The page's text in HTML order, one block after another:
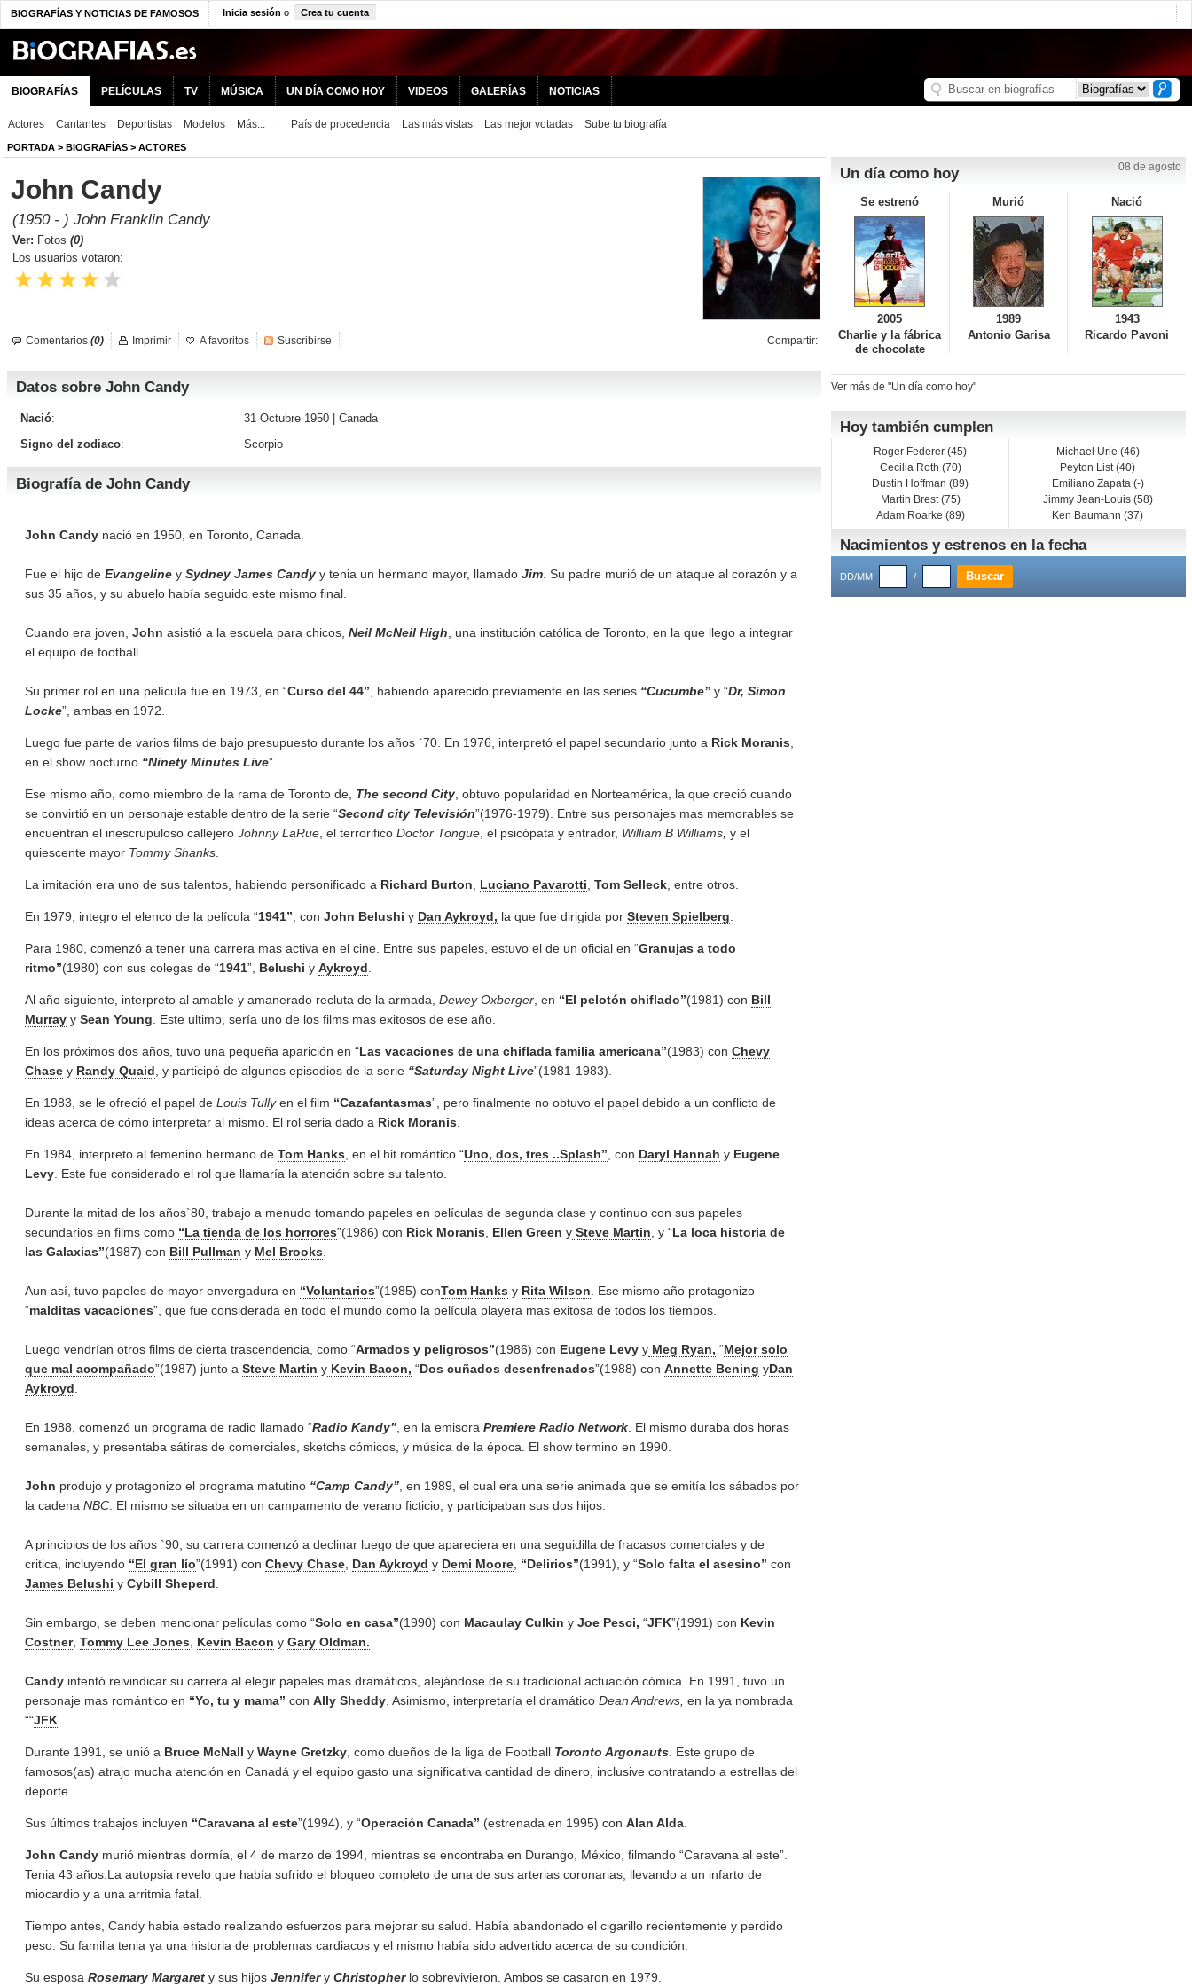
BIOGRAFÍAS Y NOTICIAS DE FAMOSOS Inicia sesión o Crea tu cuenta
BIOGRAFÍAS PELÍCULAS TV MÚSICA UN DÍA COMO HOY VIDEOS GALERÍAS NOTICIAS
Actores Cantantes Deportistas Modelos Más... País de procedencia Las más vistas Las mejor votadas Sube tu biografía
PORTADA > BIOGRAFÍAS > ACTORES
John Candy
(1950 - ) John Franklin Candy
Ver: Fotos (0)
Los usuarios votaron:
Comentarios (0) Compartir:
Imprimir A favoritos Suscribirse
Datos sobre John Candy
Nació: 31 Octubre 1950 | Canada
Signo del zodiaco: Scorpio
Biografía de John Candy
John Candy nació en 1950, en Toronto, Canada.
Fue el hijo de Evangeline y Sydney James Candy y tenia un hermano mayor, llamado Jim . Su padre murió de un ataque al corazón y a
sus 35 años, y su abuelo había seguido este mismo final.
Cuando era joven, John asistió a la escuela para chicos, Neil McNeil High , una institución católica de Toronto, en la que llego a integrar
el equipo de football.
Su primer rol en una película fue en 1973, en “Curso del 44” , habiendo aparecido previamente en las series “Cucumbe” y “Dr, Simon
Locke”, ambas en 1972.
Luego fue parte de varios films de bajo presupuesto durante los años `70. En 1976, interpretó el papel secundario junto a Rick Moranis
en el show nocturno “Ninety Minutes Live”.
Ese mismo año, como miembro de la rama de Toronto de, The second City , obtuvo popularidad en Norteamérica, la que creció cuando
se convirtió en un personaje estable dentro de la serie “Second city Televisión”(1976-1979). Entre sus personajes mas memorables se
encuentran el inescrupuloso callejero Johnny LaRue , el terrorifico Doctor Tongue , el psicópata y entrador, William B Williams, y el
quiescente mayor Tommy Shanks
La imitación era uno de sus talentos, habiendo personificado a Richard Burton Luciano Pavarotti Tom Selleck , entre otros.
En 1979, integro el elenco de la película “1941” , con John Belushi y Dan Aykroyd, la que fue dirigida por Steven Spielberg
Para 1980, comenzó a tener una carrera mas activa en el cine. Entre sus papeles, estuvo el de un oficial en “Granujas a todo
ritmo”(1980) con sus colegas de “1941”, Belushi y Aykroyd
Al año siguiente, interpreto al amable y amanerado recluta de la armada, Dewey Oxberger , en “El pelotón chiflado”(1981) con Bill
Murray y Sean Young . Este ultimo, sería uno de los films mas exitosos de ese año.
En los próximos dos años, tuvo una pequeña aparición en “Las vacaciones de una chiflada familia americana”(1983) con Chevy
Chase y Randy Quaid , y participó de algunos episodios de la serie “Saturday Night Live”(1981-1983).
En 1983, se le ofreció el papel de Louis Tullyen el film “Cazafantasmas”, pero finalmente no obtuvo el papel debido a un conflicto de
ideas acerca de cómo interpretar al mismo. El rol seria dado a Rick Moranis
En 1984, interpreto al femenino hermano de Tom Hanks , en el hit romántico “Uno, dos, tres ..Splash” , con Daryl Hannah y Eugene
Levy . Este fue considerado el rol que llamaría la atención sobre su talento.
Durante la mitad de los años`80, trabajo a menudo tomando papeles en películas de segunda clase y continuo con sus papeles
secundarios en films como “La tienda de los horrores”(1986) con Rick Moranis Ellen Green y Steve Martin , y “La loca historia de
las Galaxias”(1987) con Bill Pullman y Mel Brooks
Aun así, tuvo papeles de mayor envergadura en “Voluntarios”(1985) conTom Hanks y Rita Wilson . Ese mismo año protagonizo
“malditas vacaciones”, que fue considerada en todo el mundo como la película playera mas exitosa de todos los tiempos.
Luego vendrían otros films de cierta trascendencia, como “Armados y peligrosos”(1986) con Eugene Levy y Meg Ryan, “Mejor solo
que mal acompañado”(1987) junto a Steve Martin y Kevin Bacon, “Dos cuñados desenfrenados”(1988) con Annette Bening yDan
Aykroyd
En 1988, comenzó un programa de radio llamado “Radio Kandy” , en la emisora Premiere Radio Network . El mismo duraba dos horas
semanales, y presentaba sátiras de comerciales, sketchs cómicos, y música de la época. El show termino en 1990.
John produjo y protagonizo el programa matutino “Camp Candy” , en 1989, el cual era una serie animada que se emitía los sábados por
la cadena NBC . El mismo se situaba en un campamento de verano ficticio, y participaban sus dos hijos.
A principios de los años `90, su carrera comenzó a declinar luego de que apareciera en una seguidilla de fracasos comerciales y de
critica, incluyendo “El gran lío”(1991) con Chevy Chase Dan Aykroyd y Demi Moore “Delirios”(1991), y “Solo falta el asesino” con
James Belushi y Cybill Sheperd
Sin embargo, se deben mencionar películas como “Solo en casa”(1990) con Macaulay Culkin y Joe Pesci, “JFK”(1991) con Kevin
Costner, Tommy Lee Jones Kevin Bacon y Gary Oldman.
Candy intentó reivindicar su carrera al elegir papeles mas dramáticos, alejándose de su tradicional actuación cómica. En 1991, tuvo un
personaje mas romántico en “Yo, tu y mama” con Ally Sheddy . Asimismo, interpretaría el dramático Dean Andrews, en la ya nombrada
““JFK
Durante 1991, se unió a Bruce McNall y Wayne Gretzky , como dueños de la liga de Football Toronto Argonauts . Este grupo de
famosos(as) atrajo mucha atención en Canadá y el equipo gasto una significativa cantidad de dinero, inclusive contratando a estrellas del
deporte.
Sus últimos trabajos incluyen “Caravana al este”(1994), y “Operación Canada” (estrenada en 1995) con Alan Alda
John Candy murió mientras dormía, el 4 de marzo de 1994, mientras se encontraba en Durango, México, filmando “Caravana al este”.
Tenia 43 años.La autopsia revelo que había sufrido el bloqueo completo de una de sus arterias coronarias, llevando a un infarto de
miocardio y a una arritmia fatal.
Tiempo antes, Candy habia estado realizando esfuerzos para mejorar su salud. Había abandonado el cigarillo recientemente y perdido
peso. Su familia tenia ya una historia de problemas cardiacos y el mismo había sido advertido acerca de su condición.
Su esposa Rosemary Margaret y sus hijos Jennifery Christopher lo sobrevivieron. Ambos se casaron en 1979.
Un día como hoy 08 de agosto
Se estrenó
2005
Charlie y la fábrica
de chocolate
Murió
1989
Antonio Garisa
Nació
1943
Ricardo Pavoni
Ver más de "Un día como hoy"
Hoy también cumplen
Roger Federer (45)
Cecilia Roth (70)
Dustin Hoffman (89)
Martin Brest (75)
Adam Roarke (89)
Michael Urie (46)
Peyton List (40)
Emiliano Zapata (-)
Jimmy Jean-Louis (58)
Ken Baumann (37)
Nacimientos y estrenos en la fecha
DD/MM /